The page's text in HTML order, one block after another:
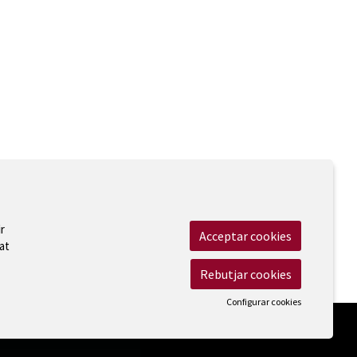
Accessibilitat
Acceptar cookies
Rebutjar cookies
Configurar cookies